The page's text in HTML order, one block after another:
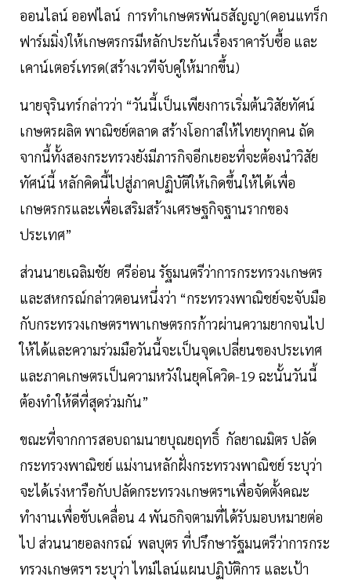
ออนไลน์ ออฟไลน์ การทำเกษตรพันธสัญญา(คอนแทร็ก
ฟาร์มมิ่ง)ให้เกษตรกรมีหลักประกันเรื่องราคารับซื้อ และ
เคาน์เตอร์เทรด(สร้างเวทีจับคู่ให้มากขึ้น)
นายจุรินทร์กล่าวว่า “วันนี้เป็นเพียงการเริ่มต้นวิสัยทัศน์
เกษตรผลิต พาณิชย์ตลาด สร้างโอกาสให้ไทยทุกคน ถัด
จากนี้ทั้งสองกระทรวงยังมีภารกิจอีกเยอะที่จะต้องนำวิสัย
ทัศน์นี้ หลักคิดนี้ไปสู่ภาคปฏิบัติให้เกิดขึ้นให้ได้เพื่อ
เกษตรกรและเพื่อเสริมสร้างเศรษฐกิจฐานรากของ
ประเทศ”
ส่วนนายเฉลิมชัย ศรีอ่อน รัฐมนตรีว่าการกระทรวงเกษตร
และสหกรณ์กล่าวตอนหนึ่งว่า “กระทรวงพาณิชย์จะจับมือ
กับกระทรวงเกษตรฯพาเกษตรกรก้าวผ่านความยากจนไป
ให้ได้และความร่วมมือวันนี้จะเป็นจุดเปลี่ยนของประเทศ
และภาคเกษตรเป็นความหวังในยุคโควิด-19 ฉะนั้นวันนี้
ต้องทำให้ดีที่สุดร่วมกัน”
ขณะที่จากการสอบถามนายบุณยฤทธิ์ กัลยาณมิตร ปลัด
กระทรวงพาณิชย์ แม่งานหลักฝั่งกระทรวงพาณิชย์ ระบุว่า
จะได้เร่งหารือกับปลัดกระทรวงเกษตรฯเพื่อจัดตั้งคณะ
ทำงานเพื่อขับเคลื่อน 4 พันธกิจตามที่ได้รับมอบหมายต่อ
ไป ส่วนนายอลงกรณ์ พลบุตร ที่ปรึกษารัฐมนตรีว่าการกระ
ทรวงเกษตรฯ ระบุว่า ไทม์ไลน์แผนปฏิบัติการ และเป้า